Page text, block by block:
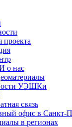
проекта
о нас
УЭШКи
связь
офис в Санкт-
в регионах